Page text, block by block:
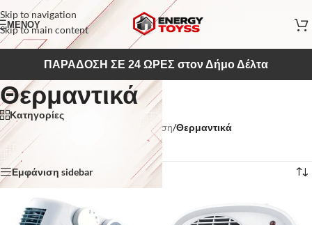
Skip to navigation
Skip to main content
ΜΕΝΟΥ
ΠΑΡΑΔΟΣΗ ΣΕ 24 ΩΡΕΣ στον Δήμο Δέλτα
Θερμαντικά
Κατηγορίες
Αρχική σελίδα
Κλιματισμός & Θέρμανση/Θερμαντικά
Βλέπετε 1–12 από 14 αποτελέσματα
Εμφάνιση sidebar